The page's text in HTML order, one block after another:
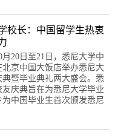
校长：中国留学生热衷
月20日至21日，悉尼大学中
北京中国大饭店举办悉尼大
典暨毕业典礼两大盛会。悉
友庆典旨在为悉尼大学毕业
中国毕业生首次颁发悉尼